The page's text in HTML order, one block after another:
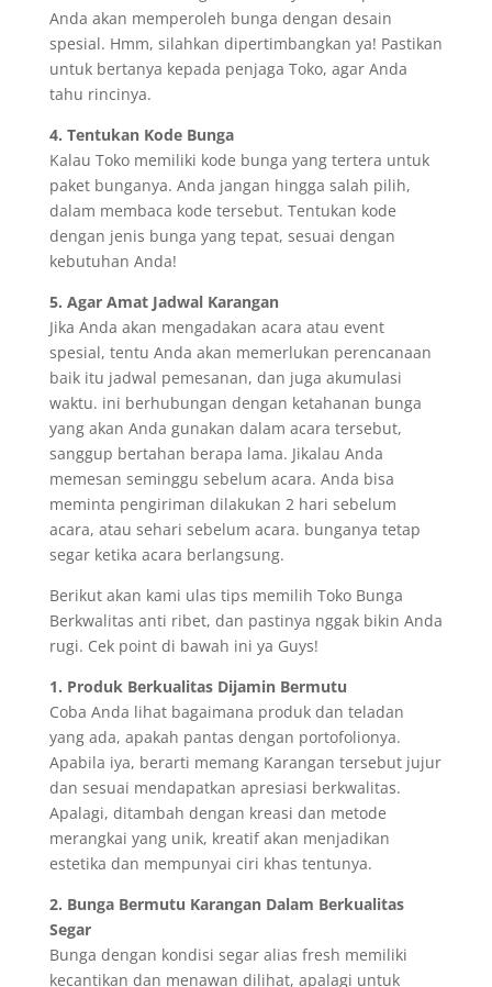
Anda akan memperoleh bunga dengan desain
spesial. Hmm, silahkan dipertimbangkan ya! Pastikan
untuk bertanya kepada penjaga Toko, agar Anda
tahu rincinya.
4. Tentukan Kode Bunga
Kalau Toko memiliki kode bunga yang tertera untuk
paket bunganya. Anda jangan hingga salah pilih,
dalam membaca kode tersebut. Tentukan kode
dengan jenis bunga yang tepat, sesuai dengan
kebutuhan Anda!
5. Agar Amat Jadwal Karangan
Jika Anda akan mengadakan acara atau event
spesial, tentu Anda akan memerlukan perencanaan
baik itu jadwal pemesanan, dan juga akumulasi
waktu. ini berhubungan dengan ketahanan bunga
yang akan Anda gunakan dalam acara tersebut,
sanggup bertahan berapa lama. Jikalau Anda
memesan seminggu sebelum acara. Anda bisa
meminta pengiriman dilakukan 2 hari sebelum
acara, atau sehari sebelum acara. bunganya tetap
segar ketika acara berlangsung.
Berikut akan kami ulas tips memilih Toko Bunga
Berkwalitas anti ribet, dan pastinya nggak bikin Anda
rugi. Cek point di bawah ini ya Guys!
1. Produk Berkualitas Dijamin Bermutu
Coba Anda lihat bagaimana produk dan teladan
yang ada, apakah pantas dengan portofolionya.
Apabila iya, berarti memang Karangan tersebut jujur
dan sesuai mendapatkan apresiasi berkwalitas.
Apalagi, ditambah dengan kreasi dan metode
merangkai yang unik, kreatif akan menjadikan
estetika dan mempunyai ciri khas tentunya.
2. Bunga Bermutu Karangan Dalam Berkualitas
Segar
Bunga dengan kondisi segar alias fresh memiliki
kecantikan dan menawan dilihat, apalagi untuk